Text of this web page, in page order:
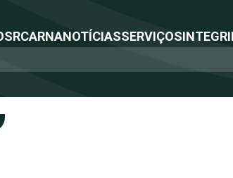
RCARNANOTÍCIASSERVIÇOS